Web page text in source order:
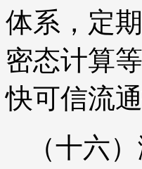
体系，定
密态计算
快可信流
（十六